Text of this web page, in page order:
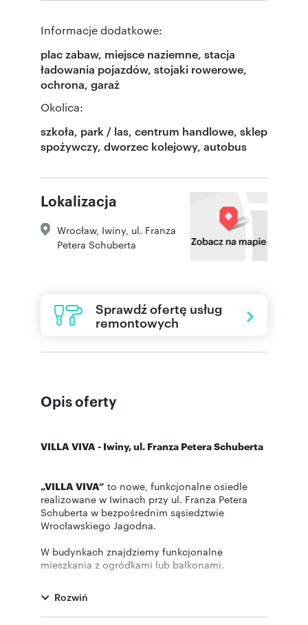
Informacje dodatkowe:
plac zabaw, miejsce naziemne, stacja
ładowania pojazdów, stojaki rowerowe,
ochrona, garaż
Okolica:
szkoła, park / las, centrum handlowe, sklep
spożywczy, dworzec kolejowy, autobus
Lokalizacja
Wrocław, Iwiny ul. Franza
Petera Schuberta
Sprawdź ofertę usług
remontowych
Opis oferty
VILLA VIVA - Iwiny, ul. Franza Petera Schuberta
„VILLA VIVA” to nowe, funkcjonalne osiedle
realizowane w Iwinach przy ul. Franza Petera
Schuberta w bezpośrednim sąsiedztwie
Wrocławskiego Jagodna.
W budynkach znajdziemy funkcjonalne
mieszkania z ogródkami lub balkonami.
komunikację z centrum miasta którą umożliwia
linia kolejowa IWINY.
Rozwiń